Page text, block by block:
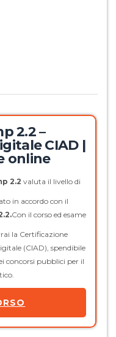
2.2 –
CIAD |
online
2.2 valuta il livello di
in accordo con il
Con il corso ed esame
la Certificazione
(CIAD), spendibile
concorsi pubblici per il